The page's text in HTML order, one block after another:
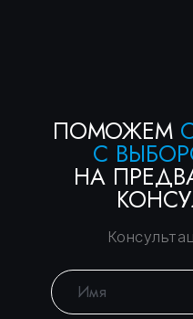
Банкротство физических
и юридических лиц
Торги и банковские
гарантии — без
Консалтинговое
сопровождение